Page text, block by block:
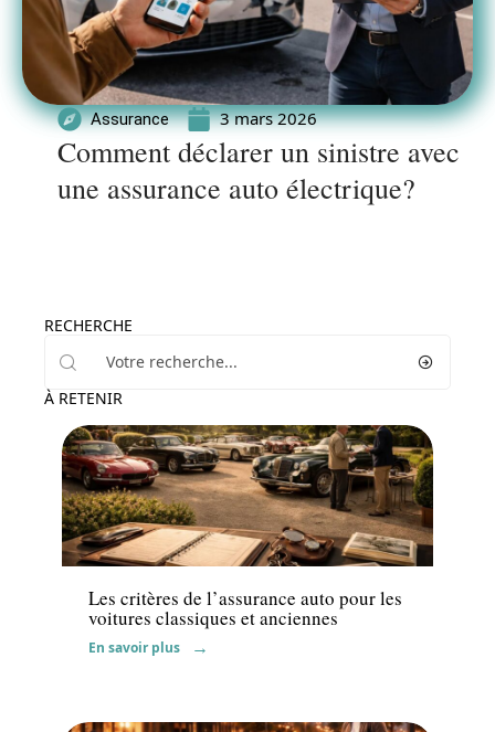
Assurance 3 mars 2026
Comment déclarer un sinistre avec
une assurance auto électrique?
RECHERCHE
À RETENIR
Assurance
Les critères de l’assurance auto pour les
voitures classiques et anciennes
En savoir plus